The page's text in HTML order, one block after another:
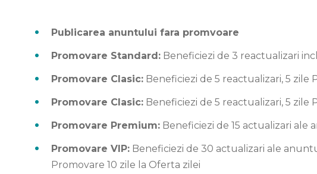
Publicarea anuntului fara promvoare
Promovare Standard: Beneficiezi de 3 reactualizari
Promovare Clasic: Beneficiezi de 5 reactualizari, 5
Promovare Clasic: Beneficiezi de 5 reactualizari, 5
Promovare Premium: Beneficiezi de 15 actualizari ale
Promovare VIP: Beneficiezi de 30 actualizari ale
Promovare 10 zile la Oferta zilei